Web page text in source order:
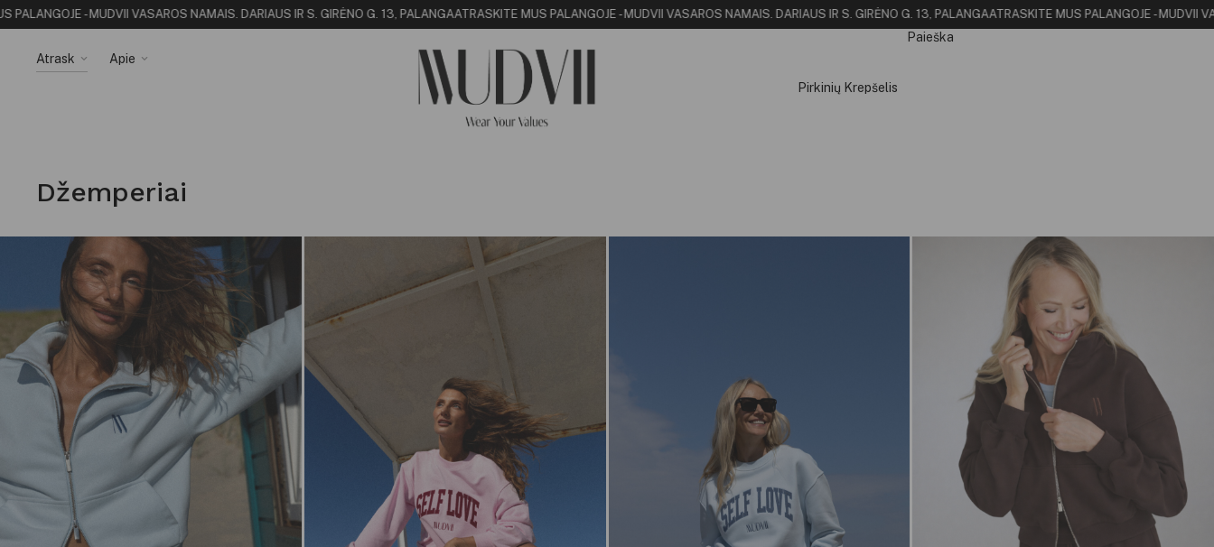
- MUDVII VASAROS NAMAIS. DARIAUS IR S. GIRĖNO G. 13, PALANGAATRASKITE MUS PALANGOJE - MUDVII VASAROS NAMAIS. DARIAUS IR S. GIRĖNO G. 13, PALANGAATRASKITE MUS PALANGOJE - MUDVII
Atrask
Apie
Pirkinių Krepšelis
Paieška
Džemperiai